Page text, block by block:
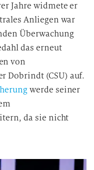
Jahre widmete er
Anliegen war
Überwachung
das erneut
von
Dobrindt (CSU) auf.
werde seiner
da sie nicht